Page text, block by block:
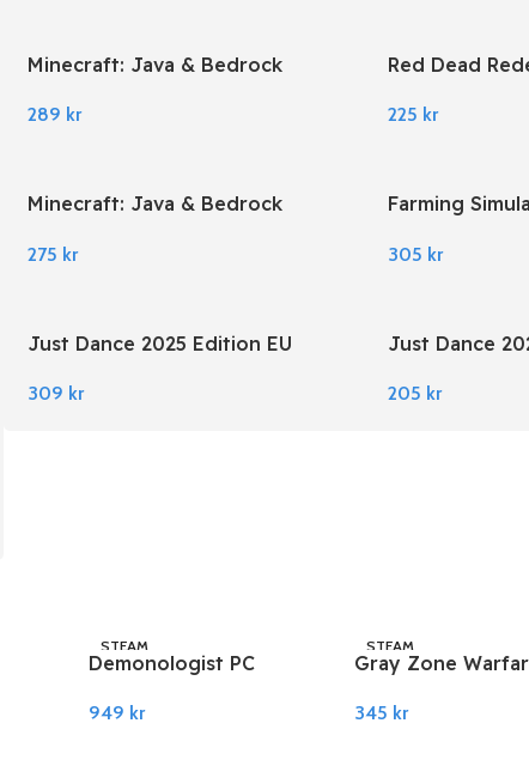
Minecraft: Java & Bedrock
289 kr
Red Dead
225 kr
Minecraft: Java & Bedrock
275 kr
Farming
305 kr
Just Dance 2025 Edition EU
309 kr
Just Dance
205 kr
STEAM
Demonologist PC
949 kr
STEAM
Gray Zone
345 kr